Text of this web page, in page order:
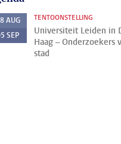
AUG
SEP
TENTOONSTELLING
Universiteit Leiden in
Haag – Onderzoekers
stad